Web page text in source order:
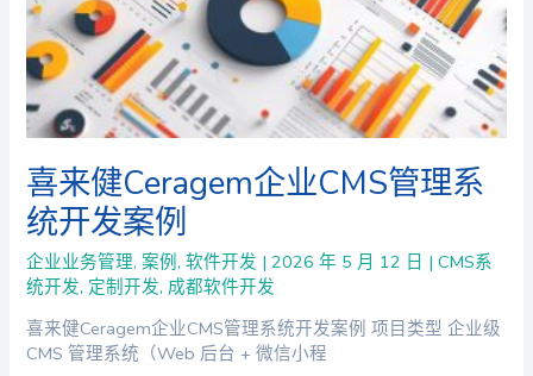
喜来健Ceragem企业CMS管理系
统开发案例
企业业务管理,案例,软件开发 |2026 年 5 月 12 日 |CMS系
统开发, 定制开发, 成都软件开发
喜来健Ceragem企业CMS管理系统开发案例 项目类型 企业级
CMS 管理系统（Web 后台 + 微信小程